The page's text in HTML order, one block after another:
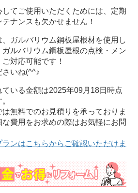
してご使用いただくためには、定期
ナンスも欠かせません！
ガルバリウム鋼板屋根材を使用し
ルバリウム鋼板屋根の点検・メン
対応可能です！
さいね(^^♪
いる金額は2025年09月18日時点
無料でのお見積りを承っておりま
費用をお求めの際はお気軽にお問
ンはこちらからご確認いただけま